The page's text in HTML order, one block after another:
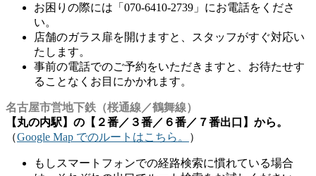
お困りの際には「070-6410-2739」にお電話をくださ
い。
店舗のガラス扉を開けますと、スタッフがすぐ対応い
たします。
事前の電話でのご予約をいただきますと、お待たせす
ることなくお目にかかれます。
名古屋市営地下鉄（桜通線／鶴舞線）
【丸の内駅】の【２番／３番／６番／７番出口】から。
（Google Map でのルートはこちら。 ）
もしスマートフォンでの経路検索に慣れている場合